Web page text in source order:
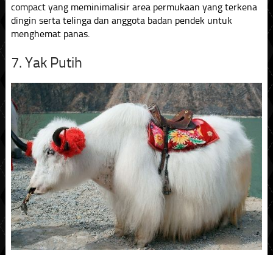
compact yang meminimalisir area permukaan yang terkena
dingin serta telinga dan anggota badan pendek untuk
menghemat panas.
7. Yak Putih